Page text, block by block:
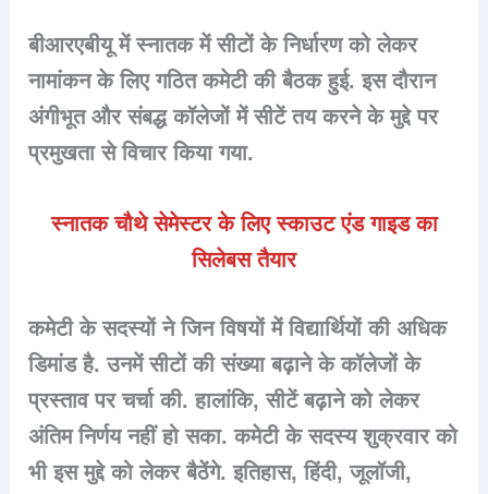
बीआरएबीयू में स्नातक में सीटों के निर्धारण को लेकर
नामांकन के लिए गठित कमेटी की बैठक हुई. इस दौरान
अंगीभूत और संबद्ध कॉलेजों में सीटें तय करने के मुद्दे पर
प्रमुखता से विचार किया गया.
स्नातक चौथे सेमेस्टर के लिए स्काउट एंड गाइड का
सिलेबस तैयार
कमेटी के सदस्यों ने जिन विषयों में विद्यार्थियों की अधिक
डिमांड है. उनमें सीटों की संख्या बढ़ाने के कॉलेजों के
प्रस्ताव पर चर्चा की. हालांकि, सीटें बढ़ाने को लेकर
अंतिम निर्णय नहीं हो सका. कमेटी के सदस्य शुक्रवार को
भी इस मुद्दे को लेकर बैठेंगे. इतिहास, हिंदी, जूलॉजी,